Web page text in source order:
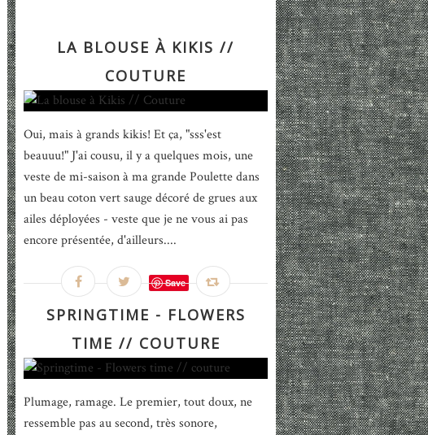
LA BLOUSE À KIKIS //
COUTURE
Oui, mais à grands kikis! Et ça, "sss'est
beauuu!" J'ai cousu, il y a quelques mois, une
veste de mi-saison à ma grande Poulette dans
un beau coton vert sauge décoré de grues aux
ailes déployées - veste que je ne vous ai pas
encore présentée, d'ailleurs....
Save
SPRINGTIME - FLOWERS
TIME // COUTURE
Plumage, ramage. Le premier, tout doux, ne
ressemble pas au second, très sonore,